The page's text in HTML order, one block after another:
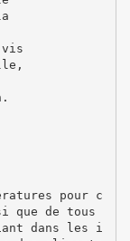
pour c
que de tous
dans les i